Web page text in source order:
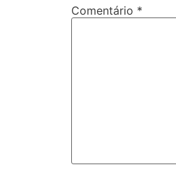
Comentário *